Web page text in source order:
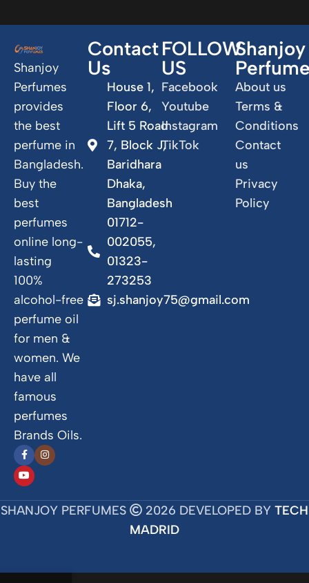
Shanjoy
Perfumes
provides
the best
perfume in
Bangladesh.
Buy the
best
perfumes
online long-
lasting
100%
alcohol-free
perfume oil
for men &
women. We
have all
famous
perfumes
Brands Oils.
Contact
Us
House 1,
Floor 6,
Lift 5 Road
7, Block J,
Baridhara
Dhaka,
Bangladesh
01712-
002055,
01323-
273253
sj.shanjoy75@gmail.com
FOLLOW
US
Facebook
Youtube
Instagram
TikTok
Shanjoy
About us
Terms &
Conditions
Contact
us
Privacy
Policy
SHANJOY PERFUMES 2026 DEVELOPED BY TECH
MADRID